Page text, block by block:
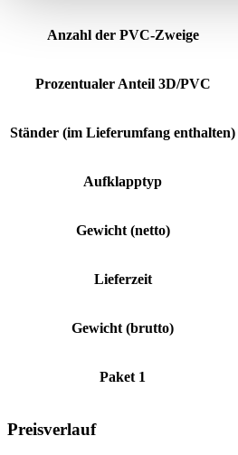
Anzahl der PVC-Zweige
Prozentualer Anteil 3D/PVC
Ständer (im Lieferumfang enthalten)
Aufklapptyp
Gewicht (netto)
Lieferzeit
Gewicht (brutto)
Paket 1
Preisverlauf